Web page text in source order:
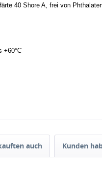
40 Shore A, frei von
+60°C
auch Kunden